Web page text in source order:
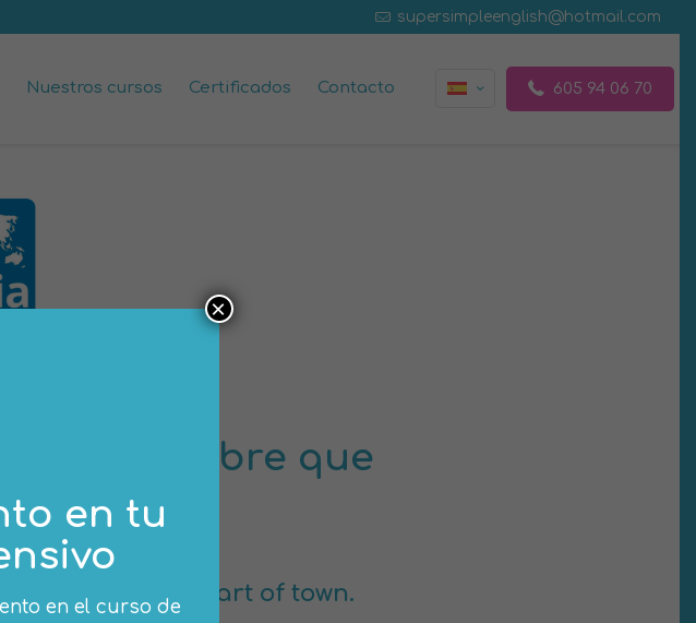
supersimpleenglish@hotmail.com
Nuestros cursos Certificados Contacto 605 94 06 70
y descubre que
a house in this part of town.
en tu
en el curso de
×